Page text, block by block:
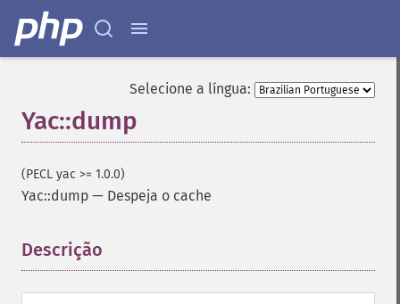
Selecione a língua:
Yac::dump
(PECL yac >= 1.0.0)
Yac::dump — Despeja o cache
Descrição